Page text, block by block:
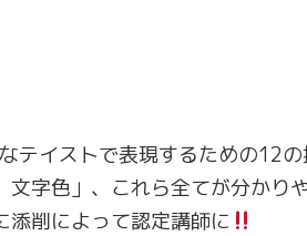
テイストで表現するための12
字色」、これら全てが分かり
添削によって認定講師に